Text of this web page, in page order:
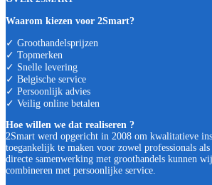
Waarom kiezen voor 2Smart?
✓ Groothandelsprijzen
✓ Topmerken
✓ Snelle levering
✓ Belgische service
✓ Persoonlijk advies
✓ Veilig online betalen
Hoe willen we dat realiseren ?
2Smart werd opgericht in 2008 om kwalitatieve
toegankelijk te maken voor zowel professionals
directe samenwerking met groothandels kunnen
combineren met persoonlijke service.